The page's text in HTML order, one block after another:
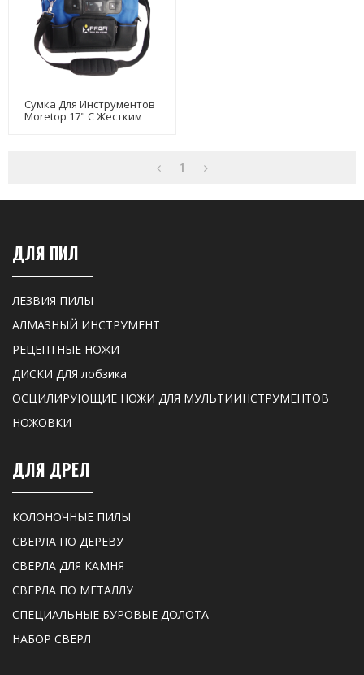
Сумка Для Инструментов
Moretop 17" С Жестким
1
ДЛЯ ПИЛ
ЛЕЗВИЯ ПИЛЫ
АЛМАЗНЫЙ ИНСТРУМЕНТ
РЕЦЕПТНЫЕ НОЖИ
ДИСКИ ДЛЯ лобзика
ОСЦИЛИРУЮЩИЕ НОЖИ ДЛЯ МУЛЬТИИНСТРУМЕНТОВ
НОЖОВКИ
ДЛЯ ДРЕЛ
КОЛОНОЧНЫЕ ПИЛЫ
СВЕРЛА ПО ДЕРЕВУ
СВЕРЛА ДЛЯ КАМНЯ
СВЕРЛА ПО МЕТАЛЛУ
СПЕЦИАЛЬНЫЕ БУРОВЫЕ ДОЛОТА
НАБОР СВЕРЛ